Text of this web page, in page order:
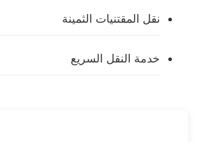
نقل المقتنيات الثمينة
خدمة النقل السريع